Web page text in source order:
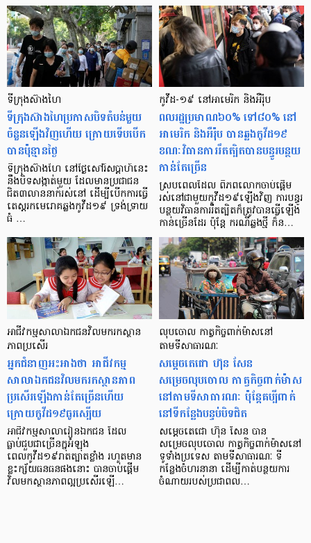
ទីក្រុងស៊ាងហៃ
ទីក្រុងស៊ាងហៃប្រកាសបិទតំបន់មួយ
ចំនួនឡើងវិញហើយ ក្រោយទើបបើក
បានប៉ុន្មានថ្ងៃ
ទីក្រុងស៊ាងហៃ នៅថ្ងៃសៅរ៍សប្ដាហ៍នេះ
នឹងបិទសង្កាត់មួយ ដែលមានប្រជាជន
ជិត៣លាននាក់រស់នៅ ដើម្បីបើកការធ្វើ
តេស្តរកមេរោគឆ្លងកូវីដ១៩ ទ្រង់ទ្រាយ
ធំ …
កូវីដ-១៩ នៅអាមេរិក និងអឺរ៉ុប
ពលរដ្ឋប្រមាណ៦០% ទៅ៨០% នៅ
អាមេរិក និងអឺរ៉ុប បានឆ្លងកូវីដ១៩
ខណៈវិធានការរឹតត្បិតបានបន្ធូរបន្ថយ
កាន់តែច្រើន
ស្របពេលដែល ពិភពលោកចាប់ផ្ដើម
រស់នៅជាមួយកូវីដ១៩ឡើងវិញ ការបន្ធូរ
បន្ថយវិធានការរឹតត្បិតក៏ត្រូវបានធ្វើឡើង
កាន់ច្រើនដែរ ប៉ុន្ដែ ករណីឆ្លងថ្មី ក៏ន…
អាជីវកម្មសាលាឯកជនវិលមករកស្ថាន
ភាពប្រសើរ
អ្នកជំនាញអះអាងថា អាជីវកម្ម
សាលាឯកជនវិលមករកស្ថានភាព
ប្រសើរឡើងកាន់តែច្រើនហើយ
ក្រោយកូវីដ១៩ធូរស្បើយ
អាជីវកម្មសាលារៀនឯកជន ដែល
ធ្លាប់ជួបជាច្រើនក្នុអំឡុង
ពេលកូវីដ១៩រាតត្បាតខ្លាំង រហូតមាន
ខ្លះក្ស័យធនធនផងនោះ បានចាប់ផ្ដើម
វិលមកស្ថានភាពល្អប្រសើរឡើ…
លុបចោល កាត្វកិច្ចពាក់ម៉ាសនៅ
តាមទីសាធារណៈ
សម្តេចតេជោ ហ៊ុន សែន
សម្រេចលុបចោល កាត្វកិច្ចពាក់ម៉ាស
នៅតាមទីសាធារណៈ ប៉ុន្ដែគប្បីពាក់
នៅទីកន្លែងបន្ទប់បិទជិត
សម្តេចតេជោ ហ៊ុន សែន បាន
សម្រេចលុបចោល កាត្វកិច្ចពាក់ម៉ាសនៅ
ទូទាំងប្រទេស តាមទីសាធារណៈ ទី
កន្លែងចំហរនានា ដើម្បីកាត់បន្ថយការ
ចំណាយរបស់ប្រជាពល…